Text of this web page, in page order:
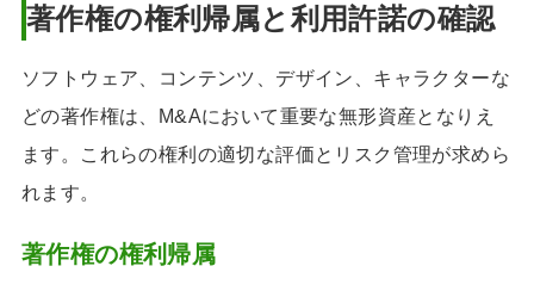
著作権の権利帰属と利用許諾の確認
ソフトウェア、コンテンツ、デザイン、キャラクターな
どの著作権は、M&Aにおいて重要な無形資産となりえ
ます。これらの権利の適切な評価とリスク管理が求めら
れます。
著作権の権利帰属